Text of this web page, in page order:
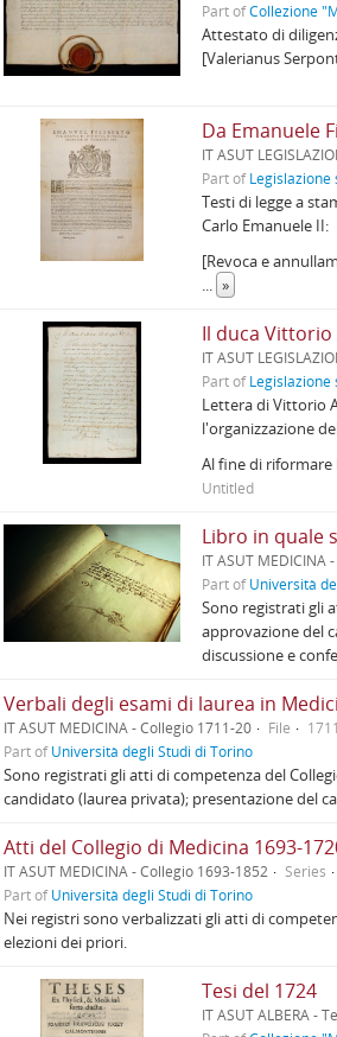
Part ofCollezione
Attestato di
[Valerianus
Da Emanuele
IT ASUT
Part of
Testi di legge a
Carlo Emanuele II:
[Revoca e
... »
Il duca Vittorio
IT ASUT
Part of
Lettera di Vittorio
l'organizzazione
Al fine di riformare
Untitled
IT ASUT MEDICINA
Part ofUniversità
Sono registrati gli
approvazione del
discussione e
Verbali degli esami di laurea in
IT ASUT MEDICINA - Collegio 1711-20 File
Part ofUniversità degli Studi di Torino
Sono registrati gli atti di competenza del
candidato (laurea privata); presentazione del
Atti del Collegio di Medicina 1693-
IT ASUT MEDICINA - Collegio 1693-1852 Series
Part ofUniversità degli Studi di Torino
Nei registri sono verbalizzati gli atti di
elezioni dei priori.
Tesi del 1724
IT ASUT ALBERA -